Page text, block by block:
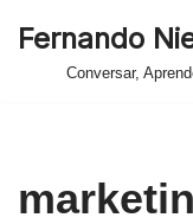
Fernando
Conversar,